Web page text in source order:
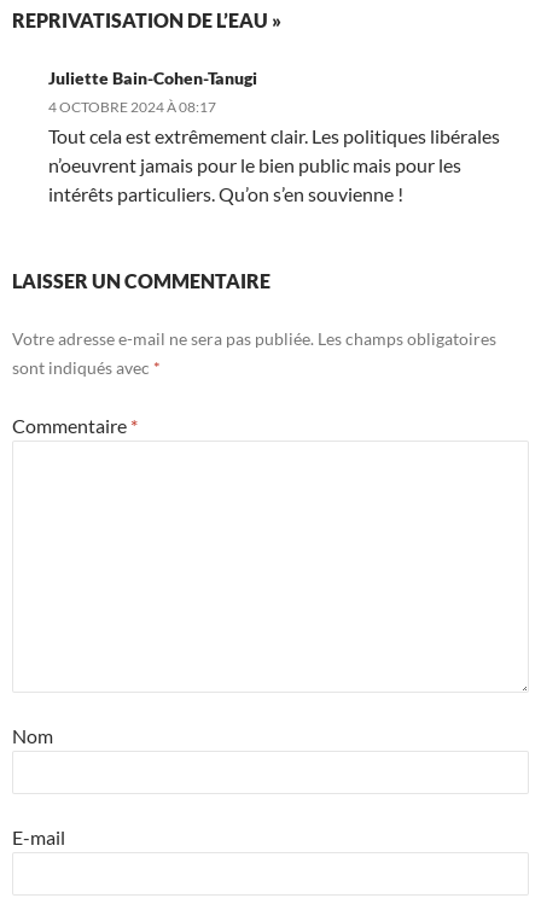
REPRIVATISATION DE L’EAU »
Juliette Bain-Cohen-Tanugi
4 OCTOBRE 2024 À 08:17
Tout cela est extrêmement clair. Les politiques libérales
n’oeuvrent jamais pour le bien public mais pour les
intérêts particuliers. Qu’on s’en souvienne !
LAISSER UN COMMENTAIRE
Votre adresse e-mail ne sera pas publiée. Les champs obligatoires
sont indiqués avec *
Commentaire *
Nom
E-mail